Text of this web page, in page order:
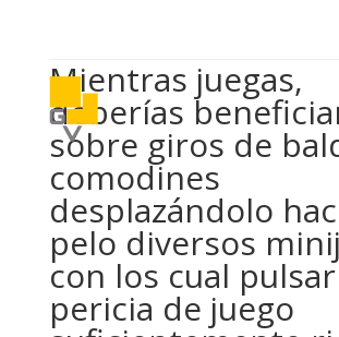
Mientras juegas,
deberías
sobre giros de
comodines
desplazándolo
pelo diversos
con los cual
pericia de juego